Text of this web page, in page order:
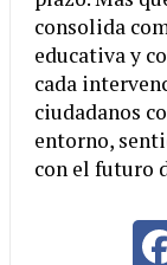
consolida
educativa y
cada
ciudadanos
entorno,
con el futuro